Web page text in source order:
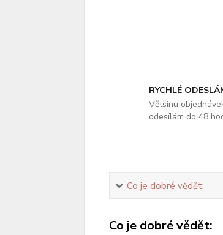
RYCHLÉ
Většinu
odesílám do 48
Co je dobré vědět:
Co je dobré vědět: